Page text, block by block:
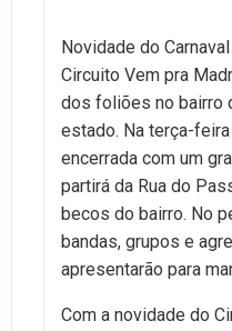
Novidade do
Circuito Vem pra
dos foliões no bairro
estado. Na terça-
encerrada com um
partirá da Rua do
becos do bairro. No
bandas, grupos e
apresentarão para
Com a novidade do